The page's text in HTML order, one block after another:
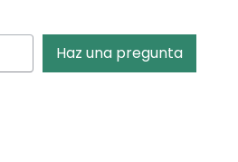
Haz una pregunta